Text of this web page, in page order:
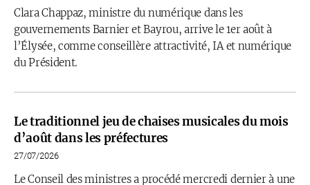
Clara Chappaz, ministre du numérique dans les
gouvernements Barnier et Bayrou, arrive le 1er août à
l’Élysée, comme conseillère attractivité, IA et numérique
du Président.
Le traditionnel jeu de chaises musicales du mois
d’août dans les préfectures
27/07/2026
Le Conseil des ministres a procédé mercredi dernier à une